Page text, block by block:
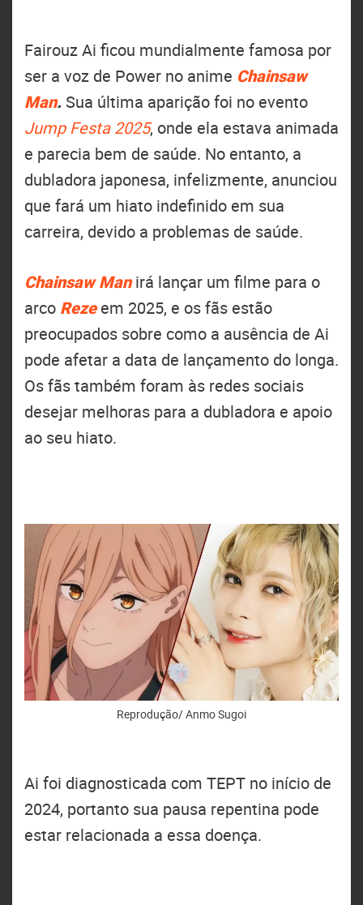
Fairouz Ai ficou mundialmente famosa por
ser a voz de Power no anime Chainsaw
Man. Sua última aparição foi no evento
Jump Festa 2025, onde ela estava animada
e parecia bem de saúde. No entanto, a
dubladora japonesa, infelizmente, anunciou
que fará um hiato indefinido em sua
carreira, devido a problemas de saúde.
Chainsaw Manirá lançar um filme para o
arco Reze em 2025, e os fãs estão
preocupados sobre como a ausência de Ai
pode afetar a data de lançamento do longa.
Os fãs também foram às redes sociais
desejar melhoras para a dubladora e apoio
ao seu hiato.
Reprodução/ Anmo Sugoi
Ai foi diagnosticada com TEPT no início de
2024, portanto sua pausa repentina pode
estar relacionada a essa doença.